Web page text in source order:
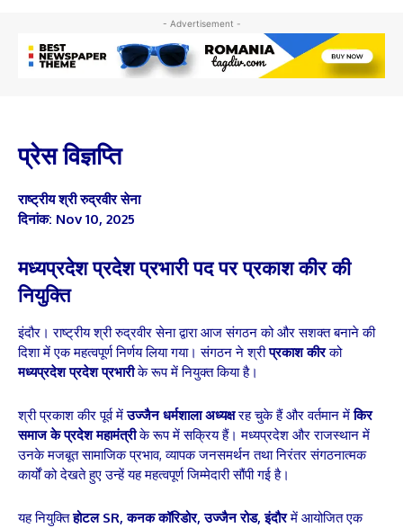
- Advertisement -
प्रेस विज्ञप्ति
राष्ट्रीय श्री रुद्रवीर सेना
दिनांक: Nov 10, 2025
मध्यप्रदेश प्रदेश प्रभारी पद पर प्रकाश कीर की
नियुक्ति
इंदौर। राष्ट्रीय श्री रुद्रवीर सेना द्वारा आज संगठन को और सशक्त बनाने की
दिशा में एक महत्वपूर्ण निर्णय लिया गया। संगठन ने श्रीप्रकाश कीरको
मध्यप्रदेश प्रदेश प्रभारीके रूप में नियुक्त किया है।
श्री प्रकाश कीर पूर्व मेंउज्जैन धर्मशाला अध्यक्षरह चुके हैं और वर्तमान मेंकिर
समाज के प्रदेश महामंत्रीके रूप में सक्रिय हैं। मध्यप्रदेश और राजस्थान में
उनके मजबूत सामाजिक प्रभाव, व्यापक जनसमर्थन तथा निरंतर संगठनात्मक
कार्यों को देखते हुए उन्हें यह महत्वपूर्ण जिम्मेदारी सौंपी गई है।
यह नियुक्तिहोटल SR, कनक कॉरिडोर, उज्जैन रोड, इंदौरमें आयोजित एक